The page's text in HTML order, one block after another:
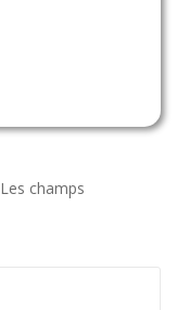
Les champs